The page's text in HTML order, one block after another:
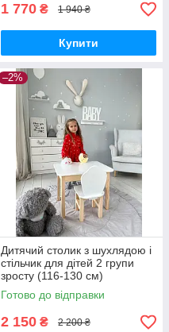
1 770 ₴ 1 940 ₴
Купити
–2%
Дитячий столик з шухлядою і
стільчик для дітей 2 групи
зросту (116-130 см)
Готово до відправки
2 150 ₴ 2 200 ₴